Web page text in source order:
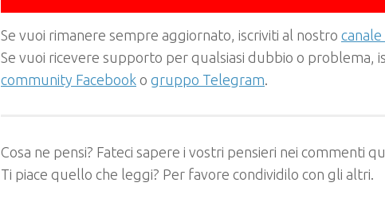
Se vuoi rimanere sempre aggiornato, iscriviti al nostro
Se vuoi ricevere supporto per qualsiasi dubbio o problema,
community Facebook o gruppo Telegram.
Cosa ne pensi? Fateci sapere i vostri pensieri nei commenti
Ti piace quello che leggi? Per favore condividilo con gli altri.